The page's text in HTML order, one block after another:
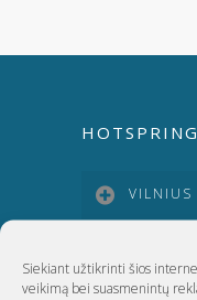
Siekiant užtikrinti šios
veikimą bei suasmenintų
VILNIUS